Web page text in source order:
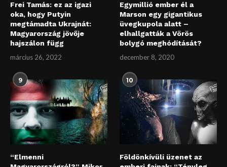
Frei Tamás: ez az igazi
oka, hogy Putyin
megtámadta Ukrajnát:
Magyarország jövője
hajszálon függ
március 26, 2022
Egymillió ember él a
Marson egy gigantikus
üvegkupola alatt –
elhallgatták a Vörös
bolygó meghódítását?
december 8, 2020
9
“Elmenni
10
Földönkívüli üzenet az